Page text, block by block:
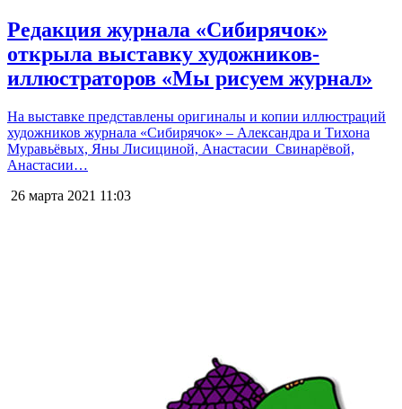
Редакция журнала «Сибирячок»
открыла выставку художников-
иллюстраторов «Мы рисуем журнал»
На выставке представлены оригиналы и копии иллюстраций
художников журнала «Сибирячок» – Александра и Тихона
Муравьёвых, Яны Лисициной, Анастасии Свинарёвой,
Анастасии…
26 марта 2021 11:03